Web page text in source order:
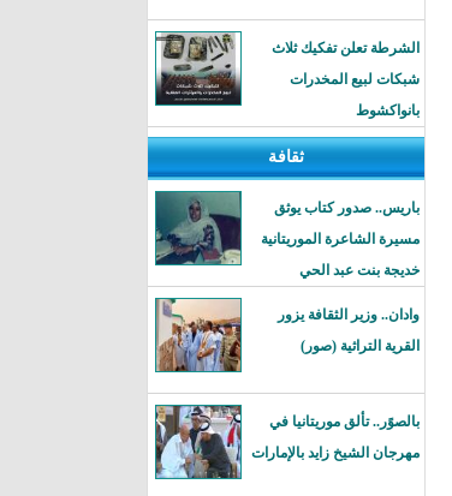
الشرطة تعلن تفكيك ثلاث
شبكات لبيع المخدرات
بانواكشوط
ثقافة
باريس.. صدور كتاب يوثق
مسيرة الشاعرة الموريتانية
خديجة بنت عبد الحي
وادان.. وزير الثقافة يزور
القرية التراثية (صور)
بالصوًر.. تألق موريتانيا في
مهرجان الشيخ زايد بالإمارات